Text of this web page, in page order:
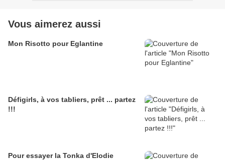
Vous aimerez aussi
Mon Risotto pour Eglantine
Défigirls, à vos tabliers, prêt ... partez
!!!
Pour essayer la Tonka d'Elodie